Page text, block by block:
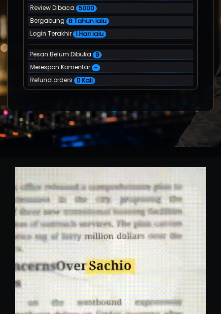
Review Dibaca 5000
Bergabung 8 Tahun lalu
Login Terakhir 1 Hari lalu
Pesan Belum Dibuka 9
Merespon Komentar -
Refund orders 0 Kali